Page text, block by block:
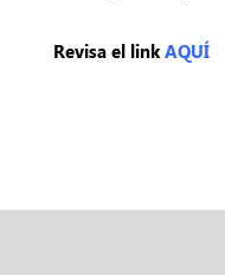
Revisa el link AQUÍ